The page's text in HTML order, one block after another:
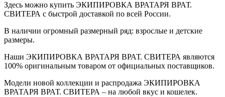
Здесь можно купить ЭКИПИРОВКА ВРАТАРЯ ВРАТ.
СВИТЕРА с быстрой доставкой по всей России.
В наличии огромный размерный ряд: взрослые и детские
размеры.
Наши ЭКИПИРОВКА ВРАТАРЯ ВРАТ. СВИТЕРА являются
100% оригинальным товаром от официальных поставщиков.
Модели новой коллекции и распродажа ЭКИПИРОВКА
ВРАТАРЯ ВРАТ. СВИТЕРА – на любой вкус и кошелек.